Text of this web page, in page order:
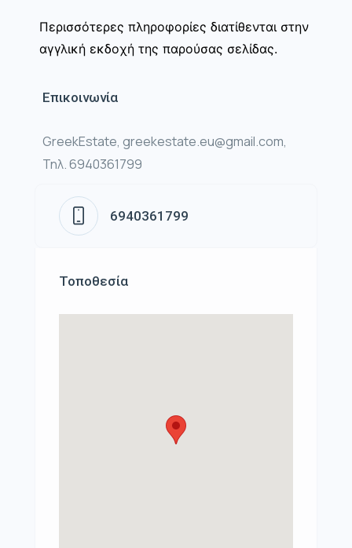
Περισσότερες πληροφορίες διατίθενται στην
αγγλική εκδοχή της παρούσας σελίδας.
Επικοινωνία
GreekEstate, greekestate.eu@gmail.com,
Τηλ. 6940361799
6940361799
Τοποθεσία